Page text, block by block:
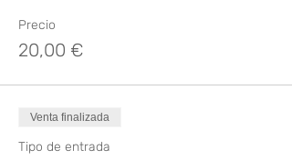
Precio
20,00 €
Venta finalizada
Tipo de entrada